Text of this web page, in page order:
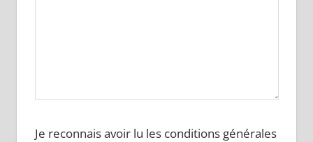
Je reconnais avoir lu les conditions générales